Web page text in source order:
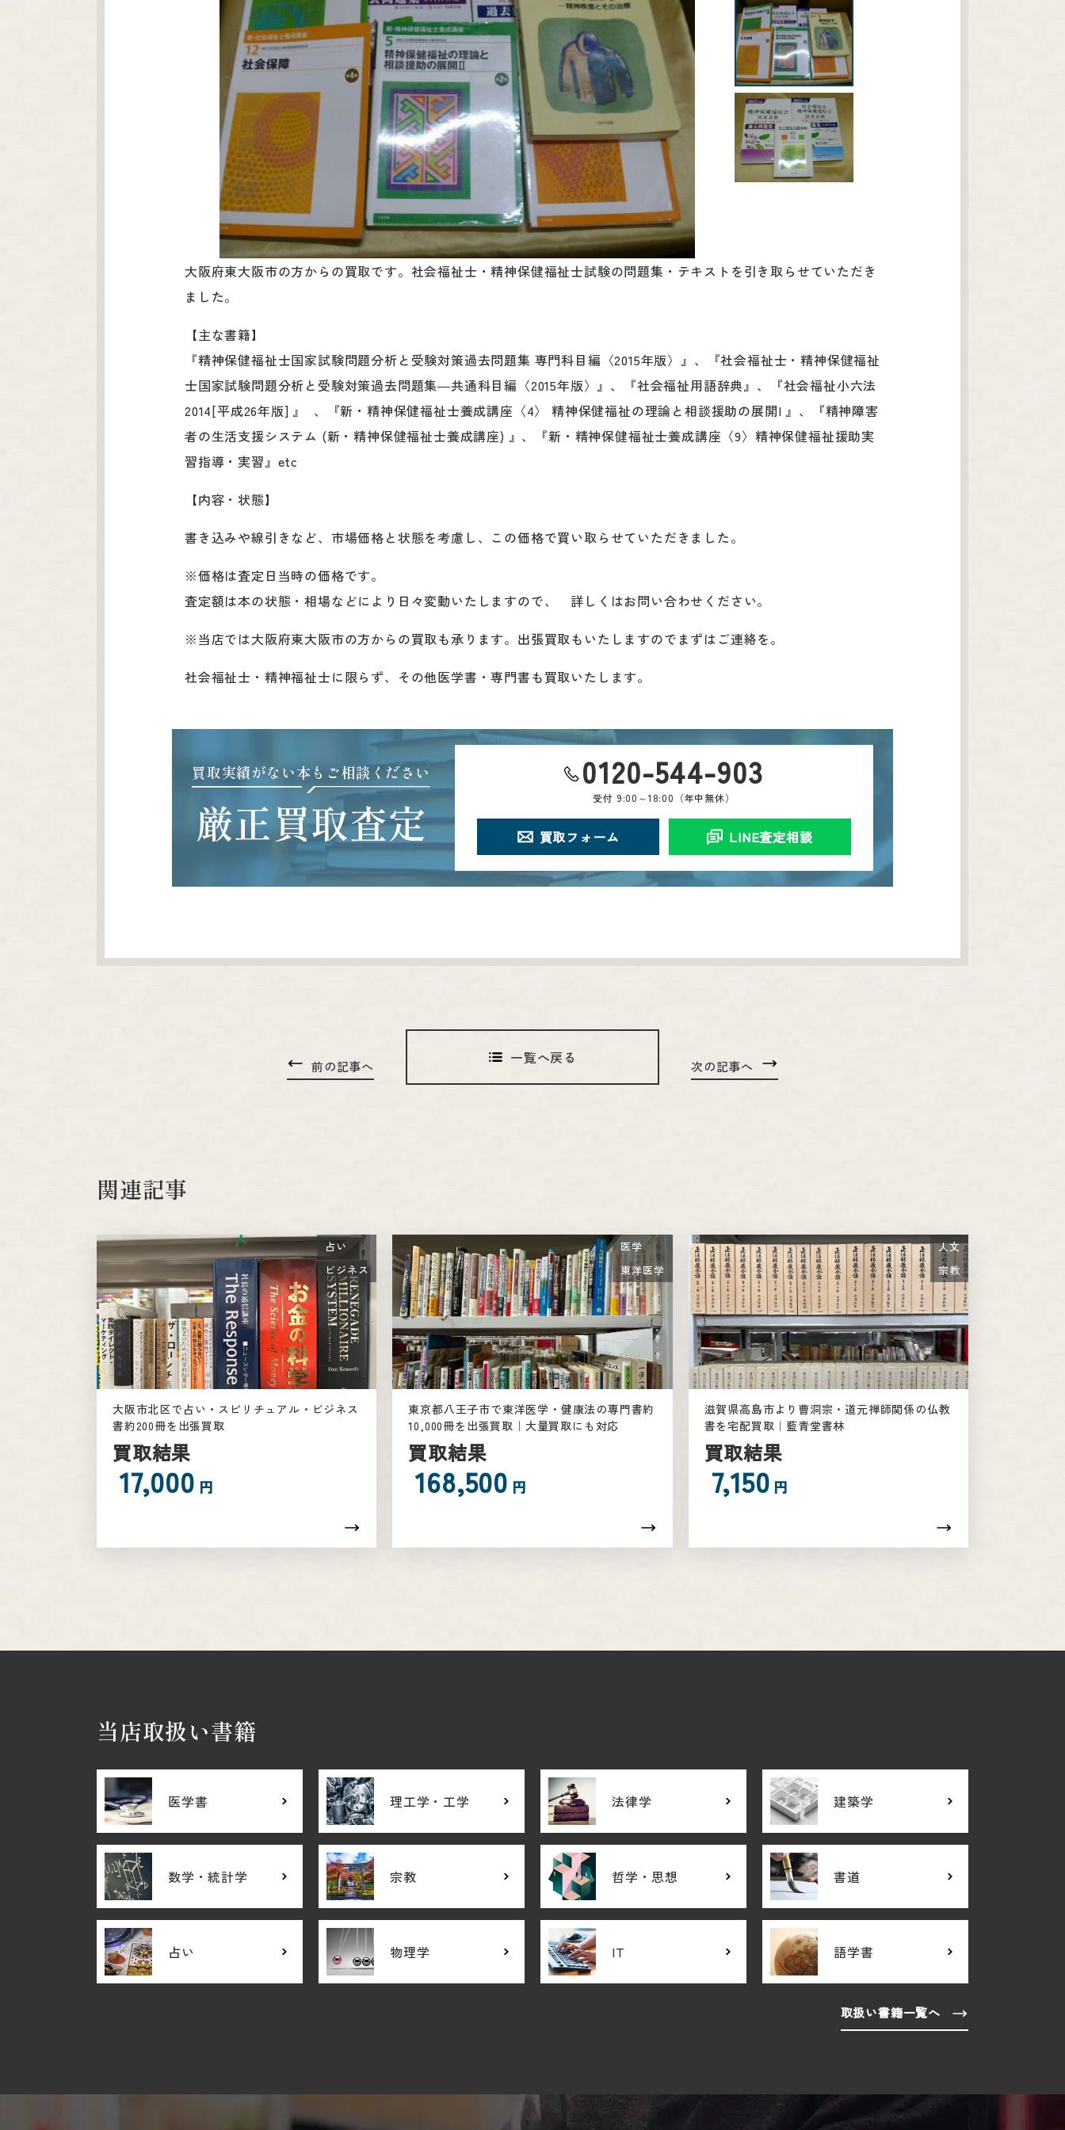
大阪府東大阪市の方からの買取です。社会福祉士・精神保健福祉士試験の問題集・テキストを引き取らせていただき
ました。
【主な書籍】
『精神保健福祉士国家試験問題分析と受験対策過去問題集 専門科目編〈2015年版〉』、『社会福祉士・精神保健福祉
士国家試験問題分析と受験対策過去問題集―共通科目編〈2015年版〉』、『社会福祉用語辞典』、『社会福祉小六法
2014[平成26年版] 』 、『新・精神保健福祉士養成講座〈4〉 精神保健福祉の理論と相談援助の展開I 』、『精神障害
者の生活支援システム (新・精神保健福祉士養成講座) 』、『新・精神保健福祉士養成講座〈9〉精神保健福祉援助実
習指導・実習』etc
【内容・状態】
書き込みや線引きなど、市場価格と状態を考慮し、この価格で買い取らせていただきました。
※価格は査定日当時の価格です。
査定額は本の状態・相場などにより日々変動いたしますので、 詳しくはお問い合わせください。
※当店では大阪府東大阪市の方からの買取も承ります。出張買取もいたしますのでまずはご連絡を。
社会福祉士・精神福祉士に限らず、その他医学書・専門書も買取いたします。
買取実績がない本もご相談ください
厳正買取査定
0120-544-903
受付 9:00～18:00（年中無休）
買取フォーム LINE査定相談
前の記事へ 一覧へ戻る 次の記事へ
関連記事
占い
ビジネス
大阪市北区で占い・スピリチュアル・ビジネス
書約200冊を出張買取
買取結果
17,000 円
医学
東洋医学
東京都八王子市で東洋医学・健康法の専門書約
10,000冊を出張買取｜大量買取にも対応
買取結果
168,500 円
人文
宗教
滋賀県高島市より曹洞宗・道元禅師関係の仏教
書を宅配買取｜藍青堂書林
買取結果
7,150 円
当店取扱い書籍
医学書 理工学・工学 法律学 建築学
数学・統計学 宗教 哲学・思想 書道
占い 物理学 IT 語学書
取扱い書籍一覧へ